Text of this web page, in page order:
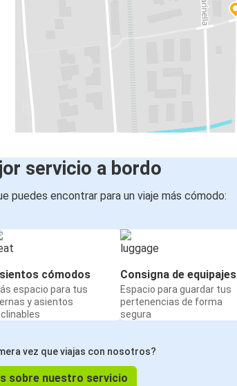
servicio a bordo
puedes encontrar para un viaje más cómodo:
cómodos
espacio para tus
y asientos
Consigna de equipajes
Espacio para guardar tus
pertenencias de forma
segura
vez que viajas con nosotros?
sobre nuestro servicio